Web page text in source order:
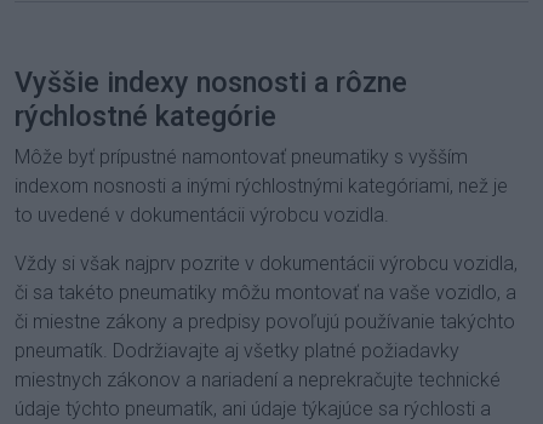
Vyššie indexy nosnosti a rôzne
rýchlostné kategórie
Môže byť prípustné namontovať pneumatiky s vyšším
indexom nosnosti a inými rýchlostnými kategóriami, než je
to uvedené v dokumentácii výrobcu vozidla.
Vždy si však najprv pozrite v dokumentácii výrobcu vozidla,
či sa takéto pneumatiky môžu montovať na vaše vozidlo, a
či miestne zákony a predpisy povoľujú používanie takýchto
pneumatík. Dodržiavajte aj všetky platné požiadavky
miestnych zákonov a nariadení a neprekračujte technické
údaje týchto pneumatík, ani údaje týkajúce sa rýchlosti a